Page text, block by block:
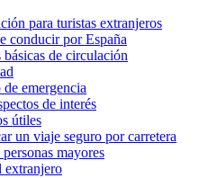
para turistas extranjeros
conducir por España
básicas de circulación
de emergencia
de interés
útiles
un viaje seguro por carretera
mayores
extranjero